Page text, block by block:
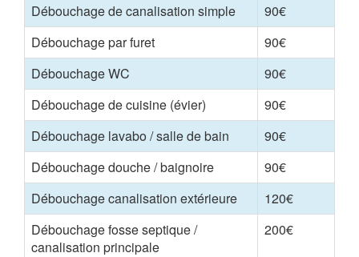
Débouchage de canalisation simple
90€
Débouchage par furet
90€
Débouchage WC
90€
Débouchage de cuisine (évier)
90€
Débouchage lavabo / salle de bain
90€
Débouchage douche / baignoire
90€
Débouchage canalisation extérieure
120€
Débouchage fosse septique /
canalisation principale
200€